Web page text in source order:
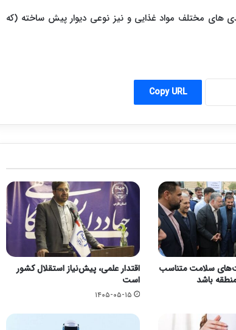
های مختلف مواد غذایی و نیز نوعی دیوار پیش ساخته (که
Copy URL
سلامت متناسب
باشد
اقتدار علمی، پیش‌نیاز استقلال کشور
است
۱۴۰۵-۰۵-۱۵